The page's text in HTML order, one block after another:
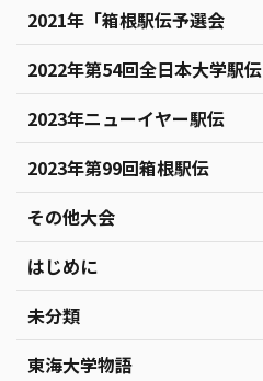
2021年「箱根駅伝予選会
2022年第54回全日本大学駅伝
2023年ニューイヤー駅伝
2023年第99回箱根駅伝
その他大会
はじめに
未分類
東海大学物語